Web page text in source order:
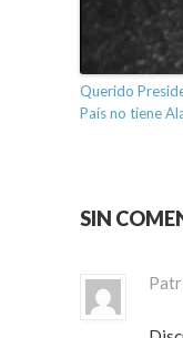
Querido
País no tiene
SIN